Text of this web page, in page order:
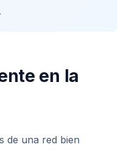
.
en la
de una red bien